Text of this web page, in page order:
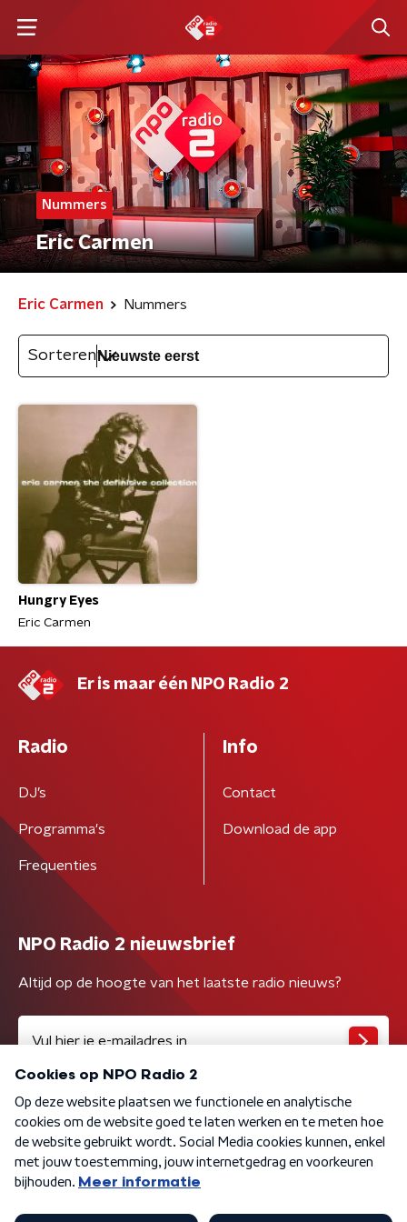
Nummers
Eric Carmen
Eric Carmen Nummers
Sorteren
Hungry Eyes
Eric Carmen
Er is maar één NPO Radio 2
Radio
DJ’s
Programma's
Frequenties
Info
Contact
Download de app
NPO Radio 2 nieuwsbrief
Altijd op de hoogte van het laatste radio nieuws?
Algemene voorwaarden